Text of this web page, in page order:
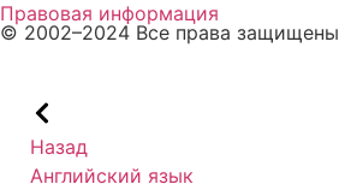
Правовая информация
© 2002–2024 Все права защищены
Назад
Английский язык